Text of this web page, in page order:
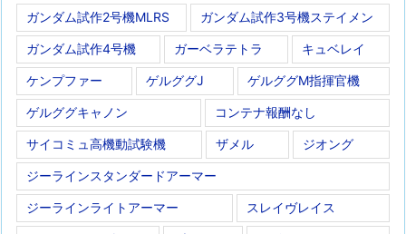
ガンダム試作2号機MLRS ガンダム試作3号機ステイメン
ガンダム試作4号機 ガーベラテトラ キュベレイ
ケンプファー ゲルググJ ゲルググM指揮官機
ゲルググキャノン コンテナ報酬なし
サイコミュ高機動試験機 ザメル ジオング
ジーラインスタンダードアーマー
ジーラインライトアーマー スレイヴレイス